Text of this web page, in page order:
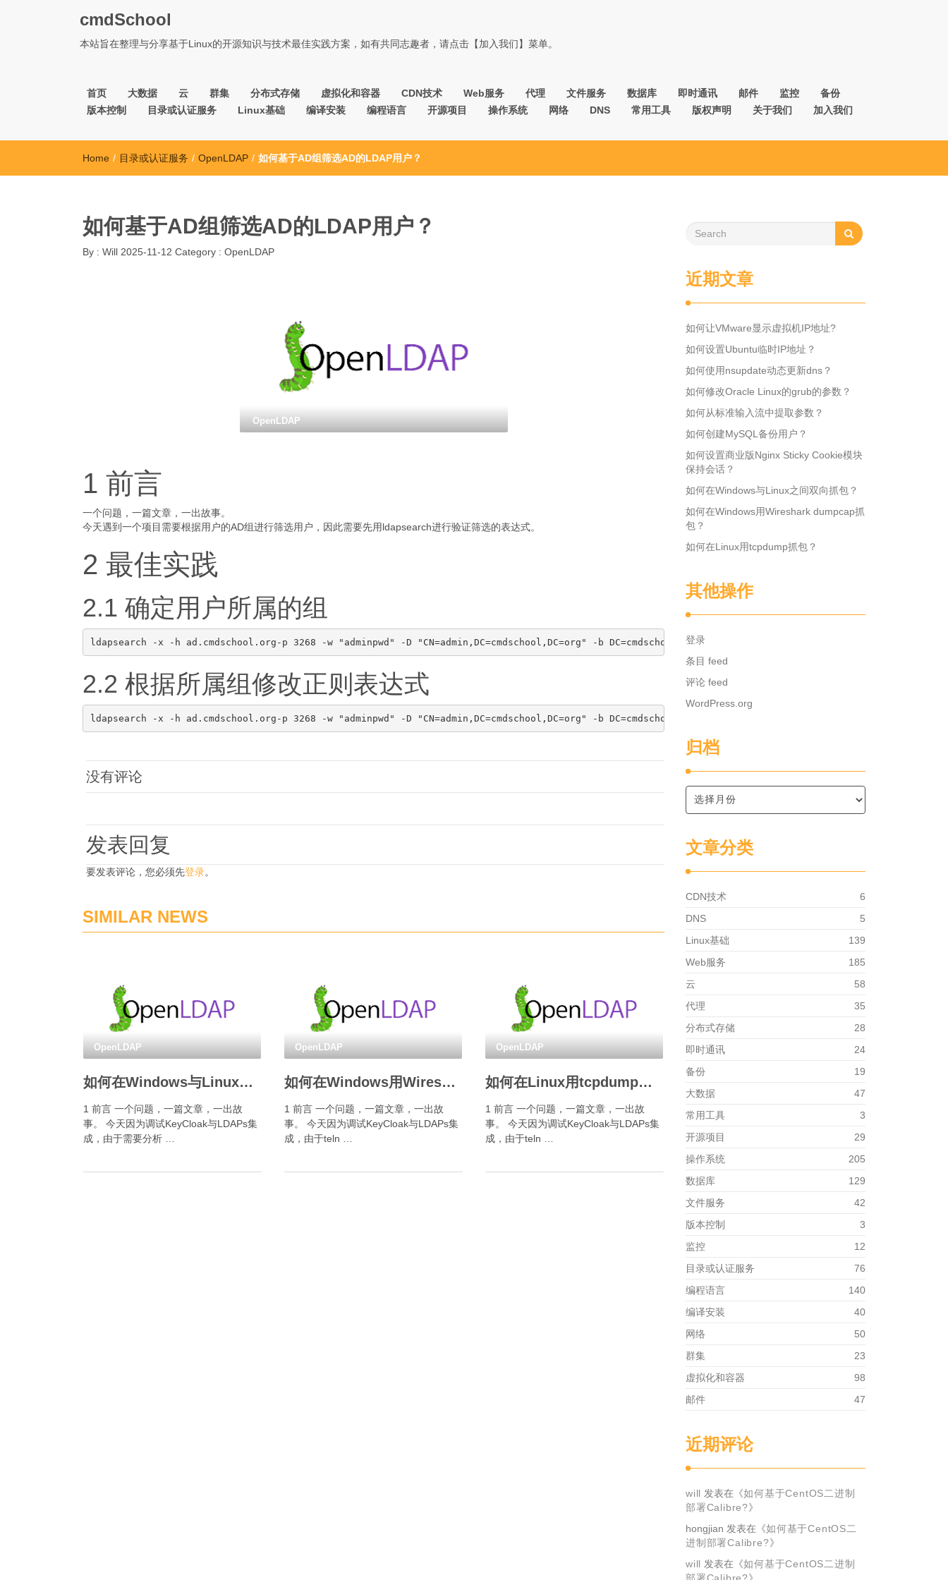
cmdSchool
本站旨在整理与分享基于Linux的开源知识与技术最佳实践方案，如有共同志趣者，请点击【加入我们】菜单。
首页 大数据 云 群集 分布式存储 虚拟化和容器 CDN技术 Web服务 代理 文件服务 数据库 即时通讯 邮件 监控
备份
版本控制
目录或认证服务 Linux基础 编译安装 编程语言 开源项目 操作系统 网络 DNS 常用工具 版权声明 关于我们 加入我们
Home / 目录或认证服务 / OpenLDAP / 如何基于AD组筛选AD的LDAP用户？
如何基于AD组筛选AD的LDAP用户？
By : Will 2025-11-12 Category : OpenLDAP
OpenLDAP
1 前言
一个问题，一篇文章，一出故事。
今天遇到一个项目需要根据用户的AD组进行筛选用户，因此需要先用ldapsearch进行验证筛选的表达式。
2 最佳实践
2.1 确定用户所属的组
2.2 根据所属组修改正则表达式
没有评论
发表回复
要发表评论，您必须先登录。
SIMILAR NEWS
OpenLDAP
如何在Windows与Linux之间双向抓包？
1 前言 一个问题，一篇文章，一出故
事。 今天因为调试KeyCloak与LDAPs集
成，由于需要分析 …
OpenLDAP
如何在Windows用Wireshark dumpcap抓包？
1 前言 一个问题，一篇文章，一出故
事。 今天因为调试KeyCloak与LDAPs集
成，由于teln …
OpenLDAP
如何在Linux用tcpdump抓包？
1 前言 一个问题，一篇文章，一出故
事。 今天因为调试KeyCloak与LDAPs集
成，由于teln …
近期文章
如何让VMware显示虚拟机IP地址?
如何设置Ubuntu临时IP地址？
如何使用nsupdate动态更新dns？
如何修改Oracle Linux的grub的参数？
如何从标准输入流中提取参数？
如何创建MySQL备份用户？
如何设置商业版Nginx Sticky Cookie模块
保持会话？
如何在Windows与Linux之间双向抓包？
如何在Windows用Wireshark dumpcap抓
包？
如何在Linux用tcpdump抓包？
其他操作
登录
条目 feed
评论 feed
WordPress.org
归档
文章分类
CDN技术
6
DNS
5
Linux基础
139
Web服务
185
云
58
代理
35
分布式存储
28
即时通讯
24
备份
19
大数据
47
常用工具
3
开源项目
29
操作系统
205
数据库
129
文件服务
42
版本控制
3
监控
12
目录或认证服务
76
编程语言
140
编译安装
40
网络
50
群集
23
虚拟化和容器
98
邮件
47
近期评论
will 发表在《如何基于CentOS二进制
部署Calibre?》
hongjian 发表在《如何基于CentOS二
进制部署Calibre?》
will 发表在《如何基于CentOS二进制